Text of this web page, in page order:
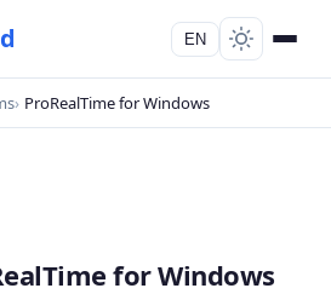
EN
ProRealTime for Windows
for Windows